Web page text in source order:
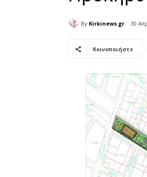
By Kirkinews.gr 30
Κοινοποιήστε